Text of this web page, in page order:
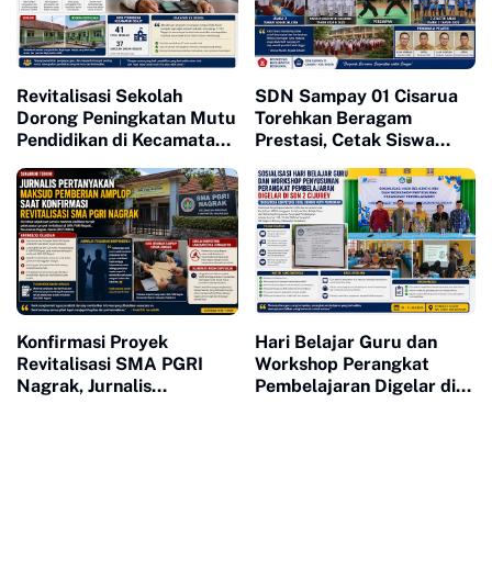
Revitalisasi Sekolah
Dorong Peningkatan Mutu
Pendidikan di Kecamatan
SDN Sampay 01 Cisarua
Torehkan Beragam
Prestasi, Cetak Siswa
Bersaing
Konfirmasi Proyek
Revitalisasi SMA PGRI
Nagrak, Jurnalis
Hari Belajar Guru dan
Workshop Perangkat
Pembelajaran Digelar di